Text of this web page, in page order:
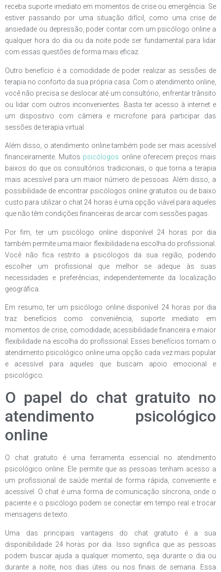
receba suporte imediato em momentos de crise ou emergência. Se
estiver passando por uma situação difícil, como uma crise de
ansiedade ou depressão, poder contar com um psicólogo online a
qualquer hora do dia ou da noite pode ser fundamental para lidar
com essas questões de forma mais eficaz.
Outro benefício é a comodidade de poder realizar as sessões de
terapia no conforto da sua própria casa. Com o atendimento online,
você não precisa se deslocar até um consultório, enfrentar trânsito
ou lidar com outros inconvenientes. Basta ter acesso à internet e
um dispositivo com câmera e microfone para participar das
sessões de terapia virtual.
Além disso, o atendimento online também pode ser mais acessível
financeiramente. Muitos psicólogos online oferecem preços mais
baixos do que os consultórios tradicionais, o que torna a terapia
mais acessível para um maior número de pessoas. Além disso, a
possibilidade de encontrar psicólogos online gratuitos ou de baixo
custo para utilizar o chat 24 horas é uma opção viável para aqueles
que não têm condições financeiras de arcar com sessões pagas.
Por fim, ter um psicólogo online disponível 24 horas por dia
também permite uma maior flexibilidade na escolha do profissional.
Você não fica restrito a psicólogos da sua região, podendo
escolher um profissional que melhor se adeque às suas
necessidades e preferências, independentemente da localização
geográfica.
Em resumo, ter um psicólogo online disponível 24 horas por dia
traz benefícios como conveniência, suporte imediato em
momentos de crise, comodidade, acessibilidade financeira e maior
flexibilidade na escolha do profissional. Esses benefícios tornam o
atendimento psicológico online uma opção cada vez mais popular
e acessível para aqueles que buscam apoio emocional e
psicológico.
O papel do chat gratuito no
atendimento psicológico
online
O chat gratuito é uma ferramenta essencial no atendimento
psicológico online. Ele permite que as pessoas tenham acesso a
um profissional de saúde mental de forma rápida, conveniente e
acessível. O chat é uma forma de comunicação síncrona, onde o
paciente e o psicólogo podem se conectar em tempo real e trocar
mensagens de texto.
Uma das principais vantagens do chat gratuito é a sua
disponibilidade 24 horas por dia. Isso significa que as pessoas
podem buscar ajuda a qualquer momento, seja durante o dia ou
durante a noite, nos dias úteis ou nos finais de semana. Essa